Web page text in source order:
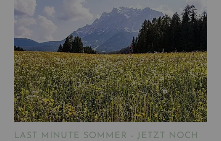
LAST MINUTE SOMMER - JETZT NOCH